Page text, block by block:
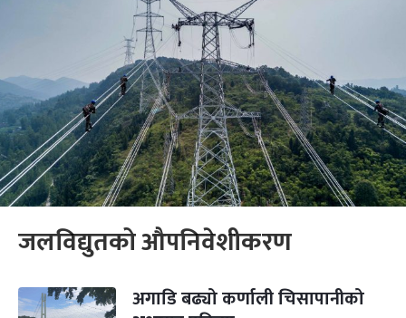
जलविद्युतको औपनिवेशीकरण
अगाडि बढ्यो कर्णाली चिसापानीको